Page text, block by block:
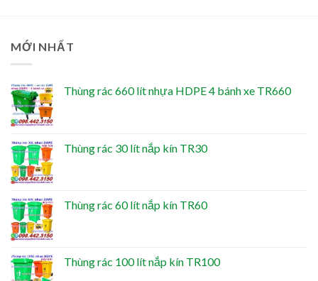
MỚI NHẤT
Thùng rác 660 lít nhựa HDPE 4 bánh xe TR660
Thùng rác 30 lít nắp kín TR30
Thùng rác 60 lít nắp kín TR60
Thùng rác 100 lít nắp kín TR100